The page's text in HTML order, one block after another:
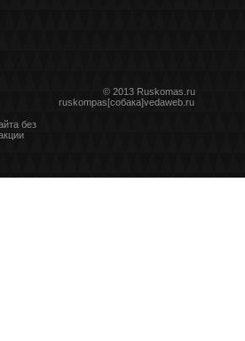
© 2013 Ruskomas.ru
ruskompas[собака]vedaweb.ru
без